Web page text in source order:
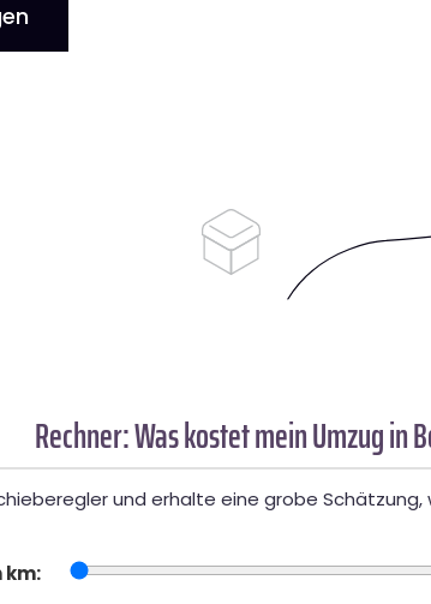
Rechner: Was kostet mein Umzug in
und erhalte eine grobe Schätzung,
km: